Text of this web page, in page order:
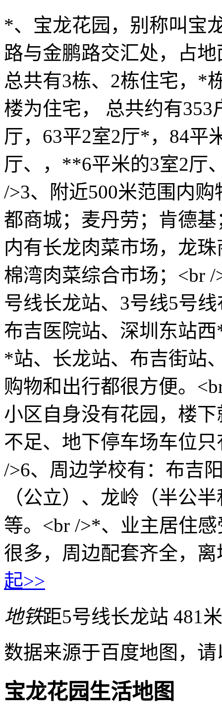
*、宝龙花园，别称叫宝
路与金鹏路交汇处，占
总共有3栋、2栋住宅，*
楼为住宅， 总共约有
厅，63平2室2厅*，84平
厅、，**6平米的3室2厅
/>3、附近500米范围内
都商城；麦丹劳；肯德
内有长龙肉菜市场，龙
棉湾肉菜综合市场；<br
号线长龙站、3号线5号
布吉医院站、深圳东站
*站、长龙站、布吉街站
购物和出行都很方便。
小区自身没有花园，楼
不足、地下停车场车位
/>6、周边学校有：布吉
（公立）、龙岭（半公
等。<br />*、业主居住
很多，周边配套齐全，
起>>
地铁距5号线长龙站 481米
数据来源于百度地图，
宝龙花园生活地图